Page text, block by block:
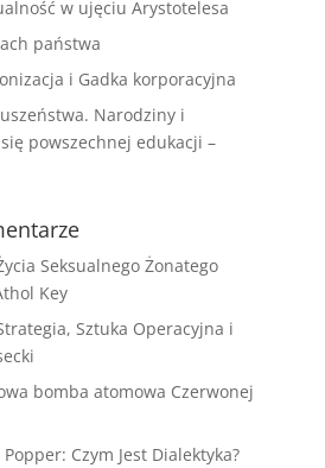
w ujęciu Arystotelesa
państwa
i Gadka korporacyjna
Narodziny i
powszechnej edukacji –
Seksualnego Żonatego
Key
Sztuka Operacyjna i
bomba atomowa Czerwonej
Czym Jest Dialektyka?